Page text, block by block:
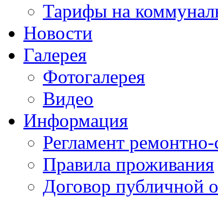
Тарифы на
Новости
Галерея
Фотогалерея
Видео
Информация
Регламент
Правила проживания
Договор публичной